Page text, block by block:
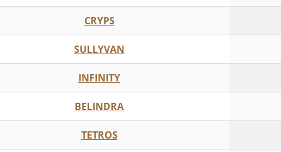
CRYPS
SULLYVAN
INFINITY
BELINDRA
TETROS